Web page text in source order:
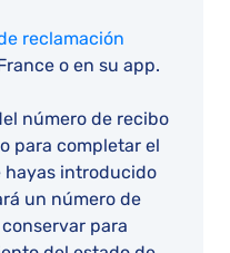
reclamación
o en su app.
número de recibo
para completar el
hayas introducido
un número de
para